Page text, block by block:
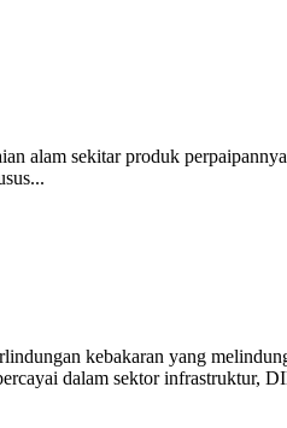
alam sekitar produk
kebakaran yang
dalam sektor infrastruktur,